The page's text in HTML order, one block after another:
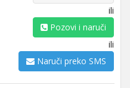
ili
Pozovi i naruči
ili
Naruči preko SMS